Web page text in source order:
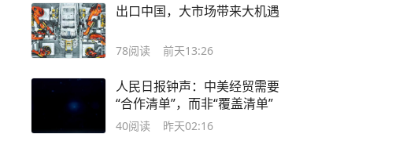
出口中国，大市场带来大机遇
78阅读 前天13:26
人民日报钟声：中美经贸需要
“合作清单”，而非“覆盖清单”
40阅读 昨天02:16